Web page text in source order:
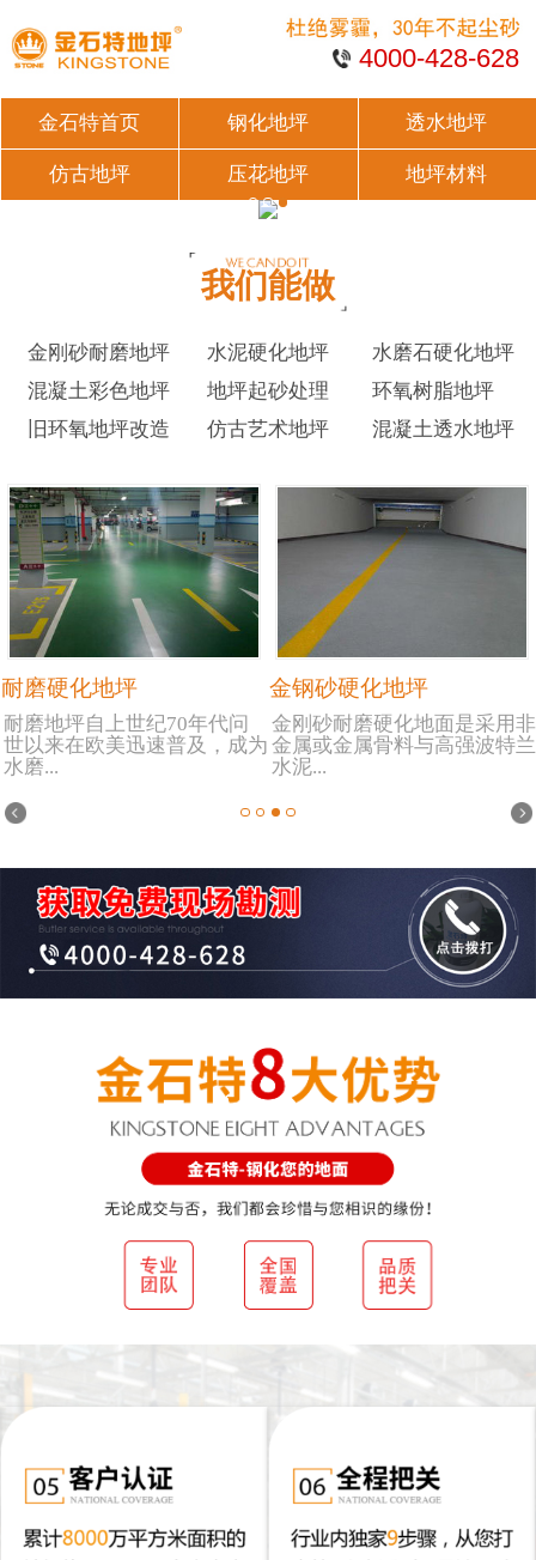
4000-428-628
金石特首页 钢化地坪 透水地坪
仿古地坪 压花地坪 地坪材料
我们能做
金刚砂耐磨地坪 水泥硬化地坪
水磨石硬化地坪
混凝土彩色地坪
地坪起砂处理
环氧树脂地坪
旧环氧地坪改造
仿古艺术地坪 混凝土透水地坪
耐磨硬化地坪
耐磨地坪自上世纪70年代问
世以来在欧美迅速普及，成为
水磨...
金钢砂硬化地坪
金刚砂耐磨硬化地面是采用非
金属或金属骨料与高强波特兰
水泥...